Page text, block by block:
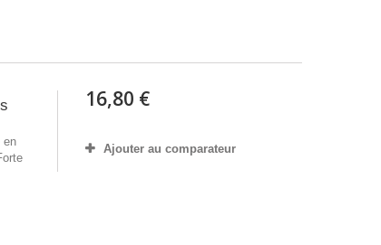
en
16,80 €
Ajouter au comparateur